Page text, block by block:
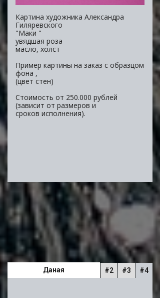
Картина художника Александра
Гиляревского
"Маки "
увядшая роза
масло, холст
Пример картины на заказ с образцом
фона ,
(цвет стен)
Стоимость от 250.000 рублей
(зависит от размеров и
сроков исполнения).
Даная #2 #3 #4